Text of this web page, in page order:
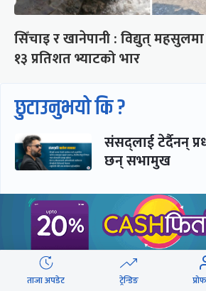
सिँचाइ र खानेपानी : विद्युत्
१३ प्रतिशत भ्याटको भार
छुटाउनुभयो कि ?
संसद्लाई टेर्दैनन्
छन् सभामुख
‘अस्थायी
व्यवस्था विस्थापित
ताजा अपडेट ट्रेन्डिङ